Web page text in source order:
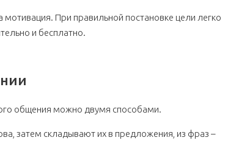
При правильной постановке цели легко
и бесплатно.
общения можно двумя способами.
затем складывают их в предложения, из фраз –